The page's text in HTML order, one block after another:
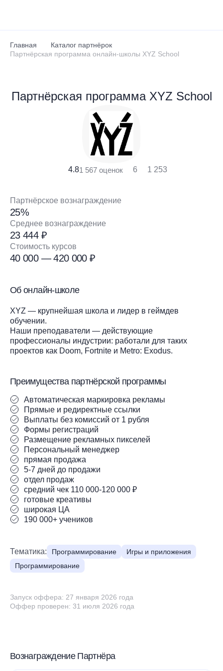
Главная
Каталог партнёрок
Партнёрская программа онлайн-школы XYZ School
Партнёрская программа XYZ School
4.81 567 оценок 6 1 253
Партнёрское вознаграждение
25%
Среднее вознаграждение
23 444 ₽
Стоимость курсов
40 000 — 420 000 ₽
Об онлайн-школе
XYZ — крупнейшая школа и лидер в геймдев
обучении.
Наши преподаватели — действующие
профессионалы индустрии: работали для таких
проектов как Doom, Fortnite и Metro: Exodus.
Преимущества партнёрской программы
Автоматическая маркировка рекламы
Прямые и редиректные ссылки
Выплаты без комиссий от 1 рубля
Формы регистраций
Размещение рекламных пикселей
Персональный менеджер
прямая продажа
5-7 дней до продажи
отдел продаж
средний чек 110 000-120 000 ₽
готовые креативы
широкая ЦА
190 000+ учеников
Тематика: Программирование
Игры и приложения
Программирование
Запуск оффера: 27 января 2026 года
Оффер проверен: 31 июля 2026 года
Вознаграждение Партнёра